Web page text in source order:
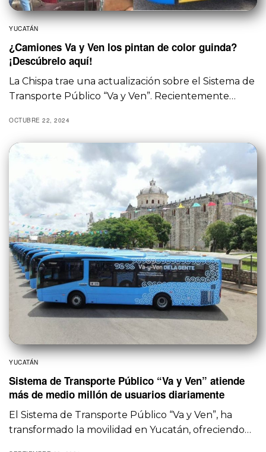
YUCATÁN
¿Camiones Va y Ven los pintan de color guinda?
¡Descúbrelo aquí!
La Chispa trae una actualización sobre el Sistema de
Transporte Público “Va y Ven”. Recientemente…
OCTUBRE 22, 2024
YUCATÁN
Sistema de Transporte Público “Va y Ven” atiende
más de medio millón de usuarios diariamente
El Sistema de Transporte Público “Va y Ven”, ha
transformado la movilidad en Yucatán, ofreciendo…